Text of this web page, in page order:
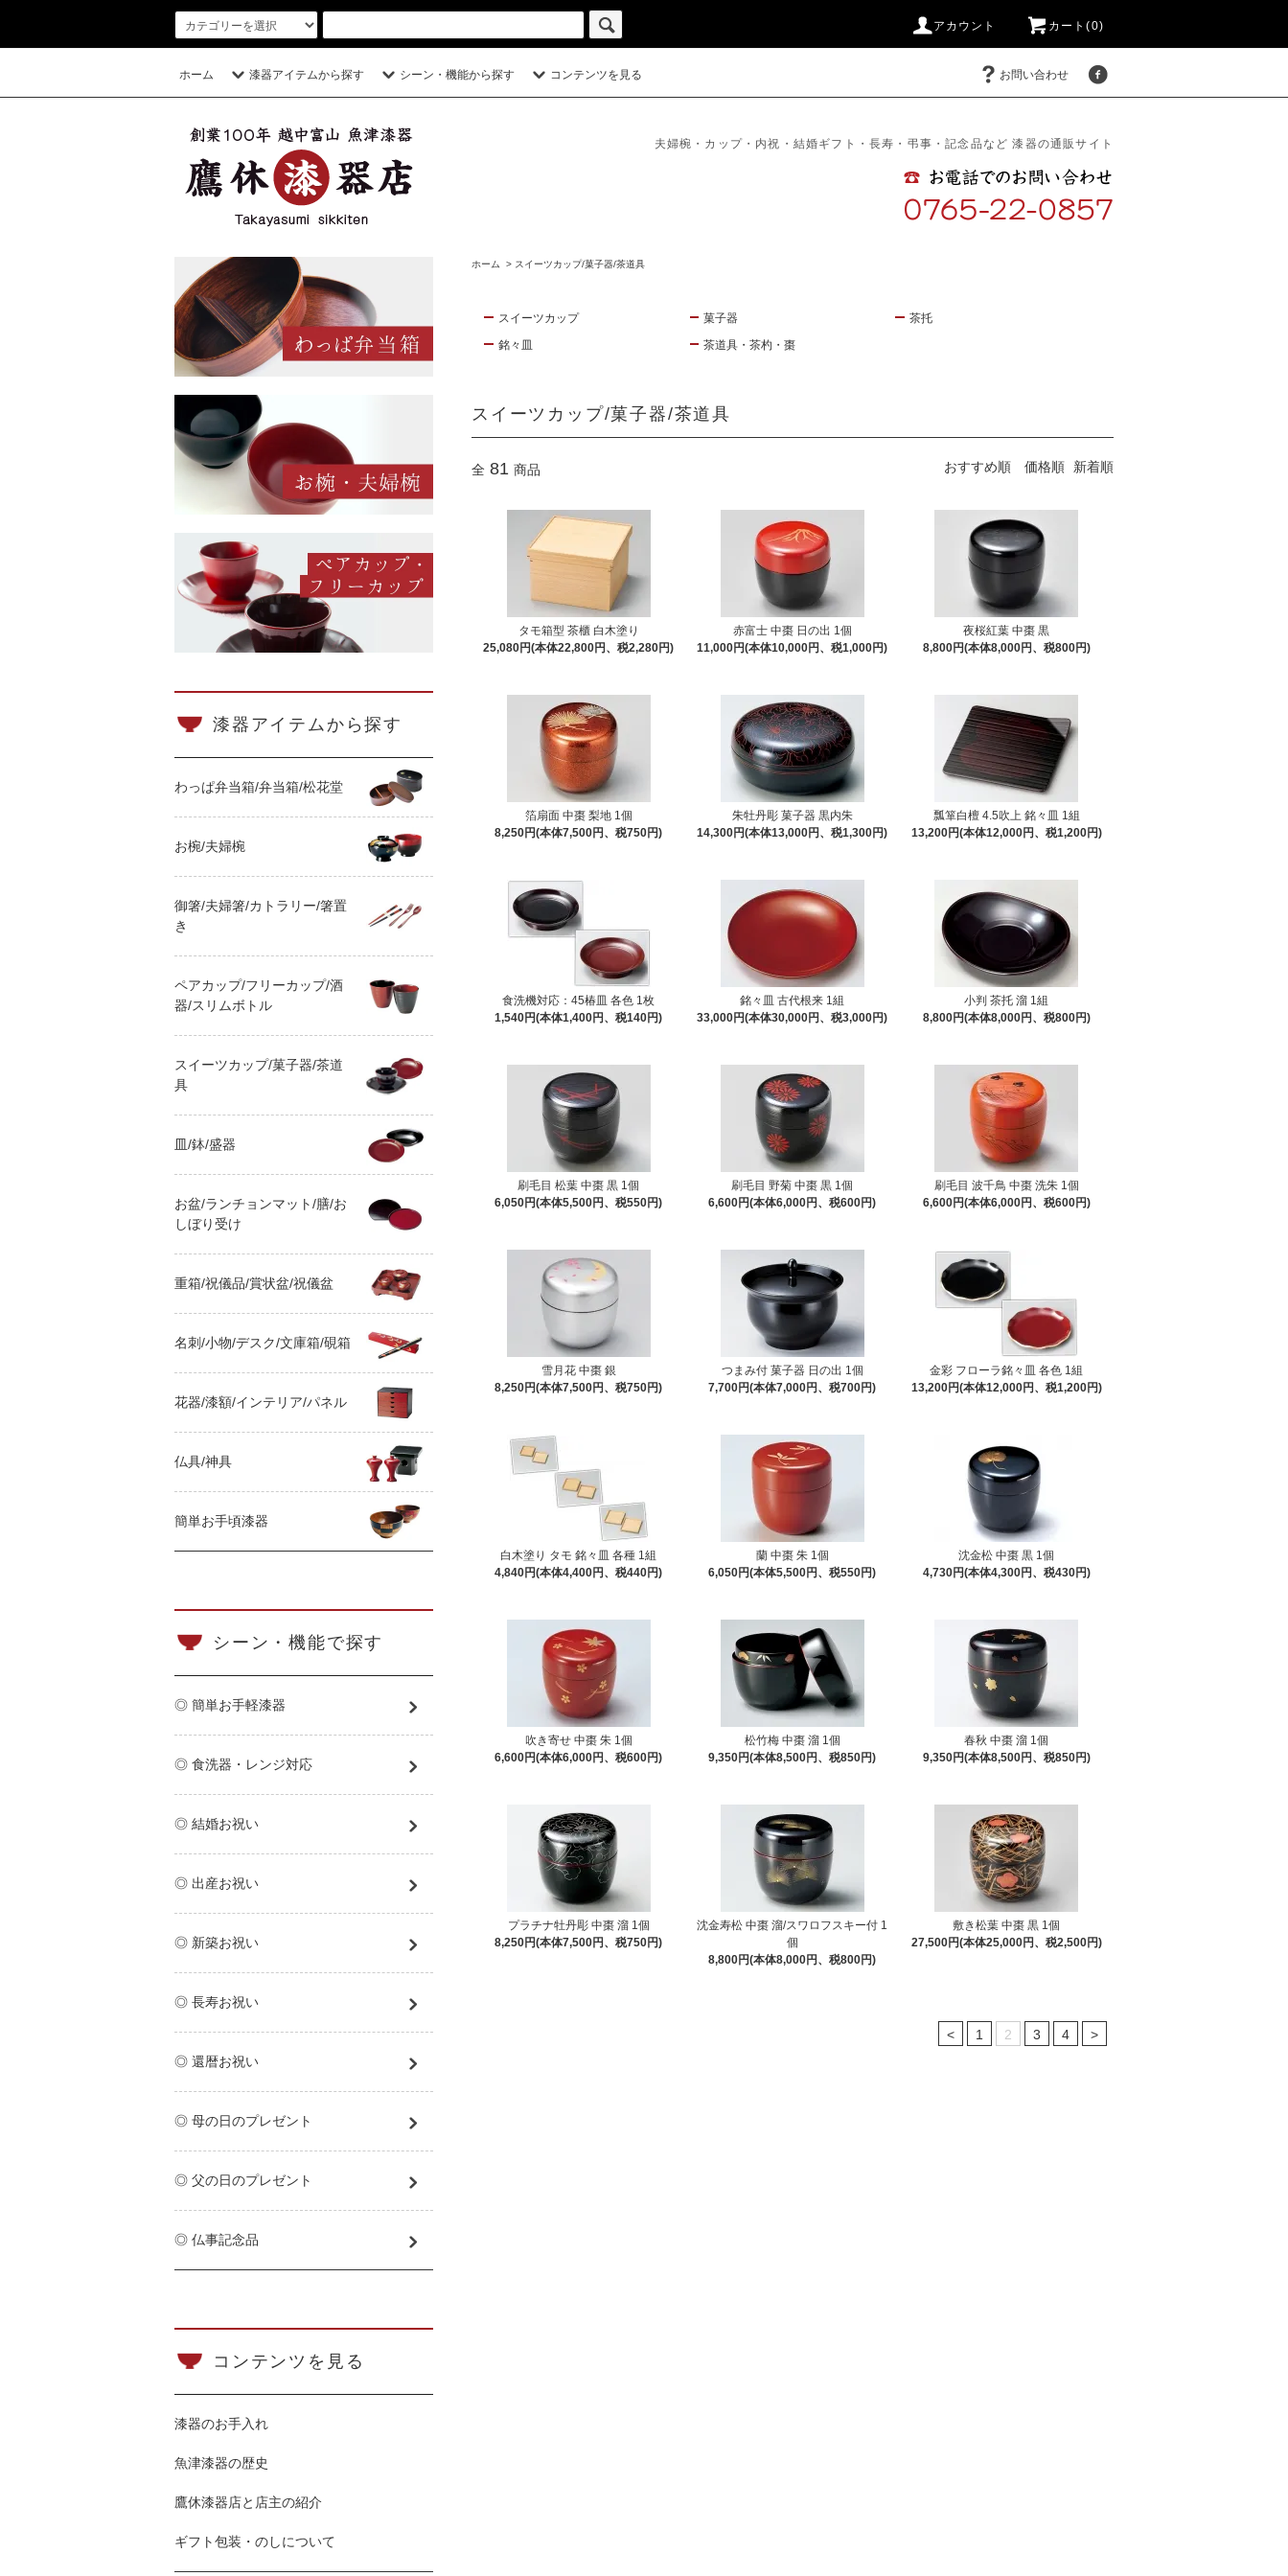
アカウント カート(0)
ホーム 漆器アイテムから探す シーン・機能から探す コンテンツを見る お問い合わせ
夫婦椀・カップ・内祝・結婚ギフト・長寿・弔事・記念品など 漆器の通販サイト
ホーム > スイーツカップ/菓子器/茶道具
スイーツカップ 菓子器
茶托
銘々皿
茶道具・茶杓・棗
スイーツカップ/菓子器/茶道具
全 81 商品 おすすめ順 価格順 新着順
タモ箱型 茶櫃 白木塗り
25,080円(本体22,800円、税2,280円)
赤富士 中棗 日の出 1個
11,000円(本体10,000円、税1,000円)
夜桜紅葉 中棗 黒
8,800円(本体8,000円、税800円)
箔扇面 中棗 梨地 1個
8,250円(本体7,500円、税750円)
朱牡丹彫 菓子器 黒内朱
14,300円(本体13,000円、税1,300円)
瓢箪白檀 4.5吹上 銘々皿 1組
13,200円(本体12,000円、税1,200円)
食洗機対応：45椿皿 各色 1枚
1,540円(本体1,400円、税140円)
銘々皿 古代根来 1組
33,000円(本体30,000円、税3,000円)
小判 茶托 溜 1組
8,800円(本体8,000円、税800円)
刷毛目 松葉 中棗 黒 1個
6,050円(本体5,500円、税550円)
刷毛目 野菊 中棗 黒 1個
6,600円(本体6,000円、税600円)
刷毛目 波千鳥 中棗 洗朱 1個
6,600円(本体6,000円、税600円)
雪月花 中棗 銀
8,250円(本体7,500円、税750円)
つまみ付 菓子器 日の出 1個
7,700円(本体7,000円、税700円)
金彩 フローラ銘々皿 各色 1組
13,200円(本体12,000円、税1,200円)
白木塗り タモ 銘々皿 各種 1組
4,840円(本体4,400円、税440円)
蘭 中棗 朱 1個
6,050円(本体5,500円、税550円)
沈金松 中棗 黒 1個
4,730円(本体4,300円、税430円)
吹き寄せ 中棗 朱 1個
6,600円(本体6,000円、税600円)
松竹梅 中棗 溜 1個
9,350円(本体8,500円、税850円)
春秋 中棗 溜 1個
9,350円(本体8,500円、税850円)
プラチナ牡丹彫 中棗 溜 1個
8,250円(本体7,500円、税750円)
沈金寿松 中棗 溜/スワロフスキー付 1
個
8,800円(本体8,000円、税800円)
敷き松葉 中棗 黒 1個
27,500円(本体25,000円、税2,500円)
< 1 2 3 4 >
漆器アイテムから探す
わっぱ弁当箱/弁当箱/松花堂
お椀/夫婦椀
御箸/夫婦箸/カトラリー/箸置
き
ペアカップ/フリーカップ/酒
器/スリムボトル
スイーツカップ/菓子器/茶道
具
皿/鉢/盛器
お盆/ランチョンマット/膳/お
しぼり受け
重箱/祝儀品/賞状盆/祝儀盆
名刺/小物/デスク/文庫箱/硯箱
花器/漆額/インテリア/パネル
仏具/神具
簡単お手頃漆器
シーン・機能で探す
◎ 簡単お手軽漆器
◎ 食洗器・レンジ対応
◎ 結婚お祝い
◎ 出産お祝い
◎ 新築お祝い
◎ 長寿お祝い
◎ 還暦お祝い
◎ 母の日のプレゼント
◎ 父の日のプレゼント
◎ 仏事記念品
コンテンツを見る
漆器のお手入れ
魚津漆器の歴史
鷹休漆器店と店主の紹介
ギフト包装・のしについて